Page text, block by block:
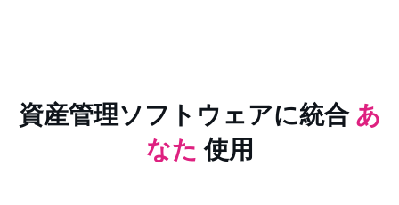
資産管理ソフトウェアに統合 あ
なた使用